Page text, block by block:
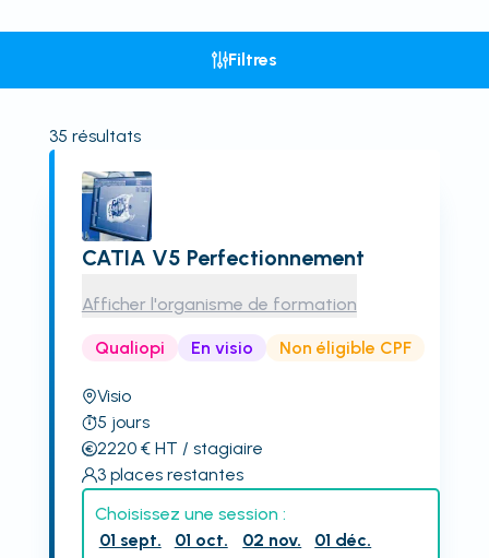
Filtres
35 résultats
CATIA V5 Perfectionnement
Afficher l'organisme de formation
Qualiopi En visio Non éligible CPF
Visio
5 jours
2220€ HT / stagiaire
3 places restantes
Choisissez une session :
01 sept.
01 oct. 02 nov.
01 déc.